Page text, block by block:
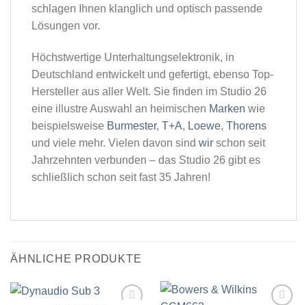
schlagen Ihnen klanglich und optisch passende
Lösungen vor.
Höchstwertige Unterhaltungselektronik, in
Deutschland entwickelt und gefertigt, ebenso Top-
Hersteller aus aller Welt. Sie finden im Studio 26
eine illustre Auswahl an heimischen Marken wie
beispielsweise Burmester, T+A, Loewe, Thorens
und viele mehr. Vielen davon sind wir schon seit
Jahrzehnten verbunden – das Studio 26 gibt es
schließlich schon seit fast 35 Jahren!
ÄHNLICHE PRODUKTE